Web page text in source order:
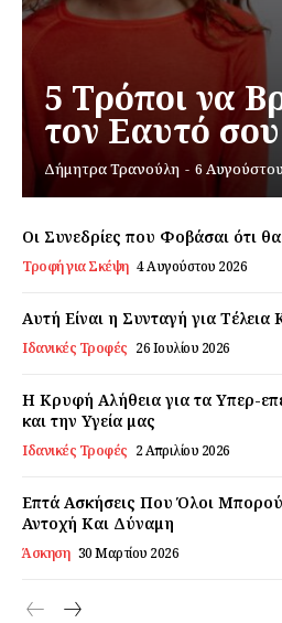
Εγγραφείτε
Daily Food
Σχετικά με εμάς
Ο λογαριασμός μου
Επικοινωνία
5 Τρόποι να
τον Εαυτό σου
Δήμητρα Τρανούλη - 6
Οι Συνεδρίες που Φοβάσαι ότι
Τροφή για Σκέψη 4 Αυγούστου 2026
Αυτή Είναι η Συνταγή για
Ιδανικές Τροφές 26 Ιουλίου 2026
Η Κρυφή Αλήθεια για τα Υπερ-
και την Υγεία μας
Ιδανικές Τροφές 2 Απριλίου 2026
Επτά Ασκήσεις Που Όλοι
Αντοχή Και Δύναμη
Άσκηση 30 Μαρτίου 2026